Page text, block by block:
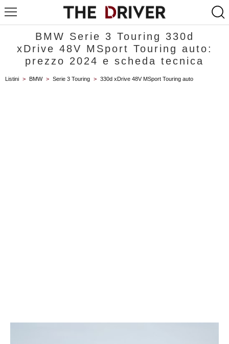
BMW Serie 3 Touring 330d
xDrive 48V MSport Touring auto:
prezzo 2024 e scheda tecnica
Listini > BMW > Serie 3 Touring > 330d xDrive 48V MSport Touring auto